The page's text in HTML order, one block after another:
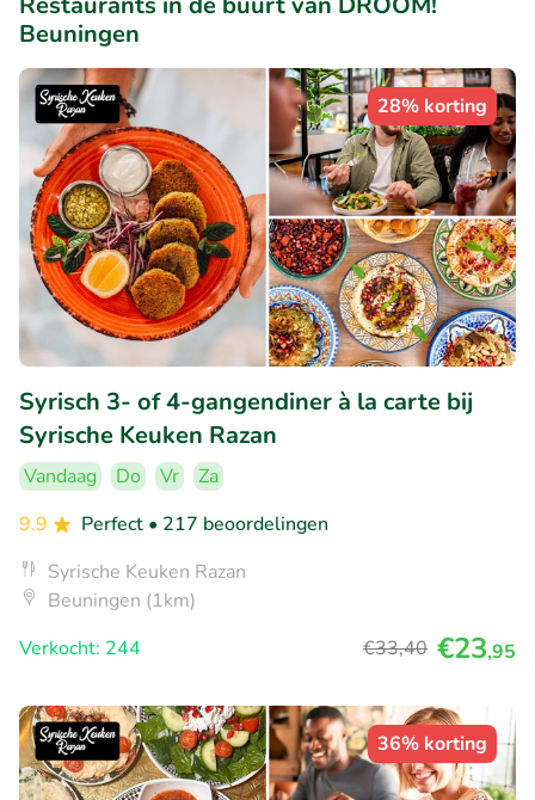
Beuningen
28% korting
Syrisch 3- of 4-gangendiner à la carte bij
Syrische Keuken Razan
Vandaag Do Vr
Za
9.9
Perfect • 217 beoordelingen
Syrische Keuken Razan
Beuningen (1km)
Verkocht: 244
€33,40 €23,95
36% korting